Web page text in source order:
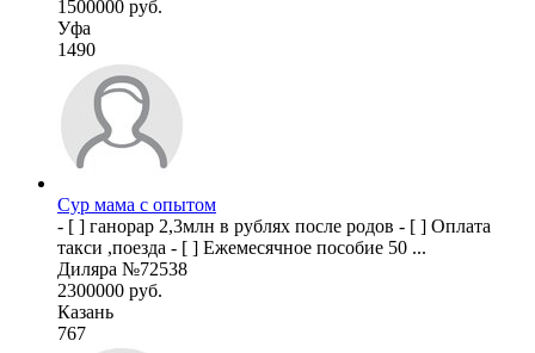
1500000 руб.
Уфа
1490
Сур мама с опытом
- [ ] ганорар 2,3млн в рублях после родов - [ ] Оплата
такси ,поезда - [ ] Ежемесячное пособие 50 ...
Диляра №72538
2300000 руб.
Казань
767